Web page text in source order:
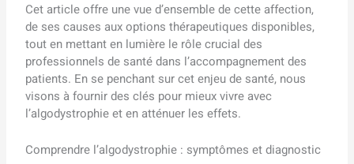
Cet article offre une vue d’ensemble de cette affection,
de ses causes aux options thérapeutiques disponibles,
tout en mettant en lumière le rôle crucial des
professionnels de santé dans l’accompagnement des
patients. En se penchant sur cet enjeu de santé, nous
visons à fournir des clés pour mieux vivre avec
l’algodystrophie et en atténuer les effets.
Comprendre l’algodystrophie : symptômes et diagnostic